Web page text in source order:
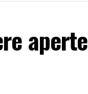
aperte